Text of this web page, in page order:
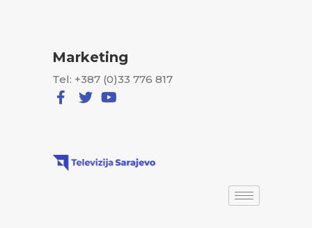
Marketing
Tel: +387 (0)33 776 817